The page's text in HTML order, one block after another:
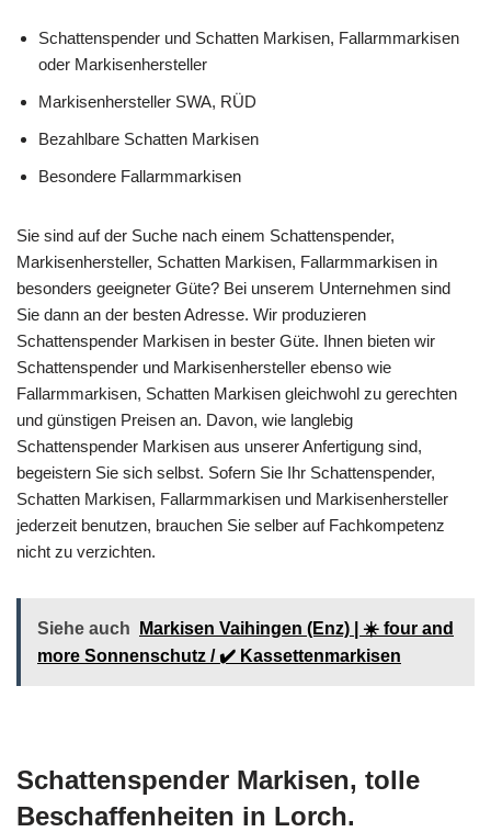
Schattenspender und Schatten Markisen, Fallarmmarkisen
oder Markisenhersteller
Markisenhersteller SWA, RÜD
Bezahlbare Schatten Markisen
Besondere Fallarmmarkisen
Sie sind auf der Suche nach einem Schattenspender,
Markisenhersteller, Schatten Markisen, Fallarmmarkisen in
besonders geeigneter Güte? Bei unserem Unternehmen sind
Sie dann an der besten Adresse. Wir produzieren
Schattenspender Markisen in bester Güte. Ihnen bieten wir
Schattenspender und Markisenhersteller ebenso wie
Fallarmmarkisen, Schatten Markisen gleichwohl zu gerechten
und günstigen Preisen an. Davon, wie langlebig
Schattenspender Markisen aus unserer Anfertigung sind,
begeistern Sie sich selbst. Sofern Sie Ihr Schattenspender,
Schatten Markisen, Fallarmmarkisen und Markisenhersteller
jederzeit benutzen, brauchen Sie selber auf Fachkompetenz
nicht zu verzichten.
Siehe auch
Markisen Vaihingen (Enz) | ☀️ four and
more Sonnenschutz / ✔️ Kassettenmarkisen
Schattenspender Markisen, tolle
Beschaffenheiten in Lorch.